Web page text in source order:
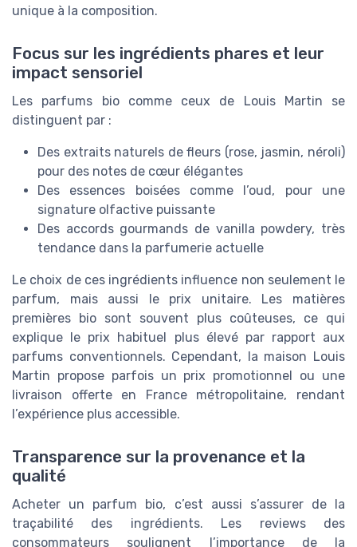
unique à la composition.
Focus sur les ingrédients phares et leur
impact sensoriel
Les parfums bio comme ceux de Louis Martin se
distinguent par :
Des extraits naturels de fleurs (rose, jasmin, néroli)
pour des notes de cœur élégantes
Des essences boisées comme l’oud, pour une
signature olfactive puissante
Des accords gourmands de vanilla powdery, très
tendance dans la parfumerie actuelle
Le choix de ces ingrédients influence non seulement le
parfum, mais aussi le prix unitaire. Les matières
premières bio sont souvent plus coûteuses, ce qui
explique le prix habituel plus élevé par rapport aux
parfums conventionnels. Cependant, la maison Louis
Martin propose parfois un prix promotionnel ou une
livraison offerte en France métropolitaine, rendant
l’expérience plus accessible.
Transparence sur la provenance et la
qualité
Acheter un parfum bio, c’est aussi s’assurer de la
traçabilité des ingrédients. Les reviews des
consommateurs soulignent l’importance de la